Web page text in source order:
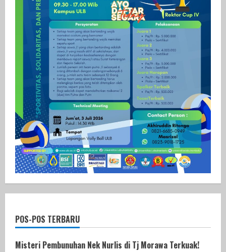
POS-POS TERBARU
Misteri Pembunuhan Nek Nurlis di Tj Morawa Terkuak!